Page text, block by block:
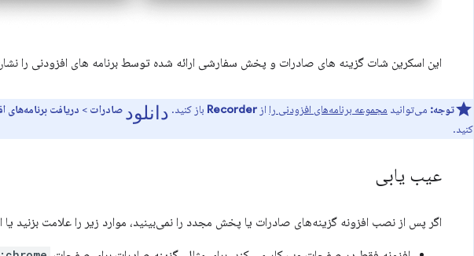
این اسکرین شات گزینه های صادرات و پخش سفارشی ارائه شده توسط برنامه های افزودنی را
توجه: می‌توانید مجموعه برنامه‌های افزودنی را از Recorder باز کنید. دانلود صادرات > دریافت برنامه‌های
کنید.
عیب یابی
اگر پس از نصب افزونه گزینه‌های صادرات یا پخش مجدد را نمی‌بینید، موارد زیر را علامت بزنید یا